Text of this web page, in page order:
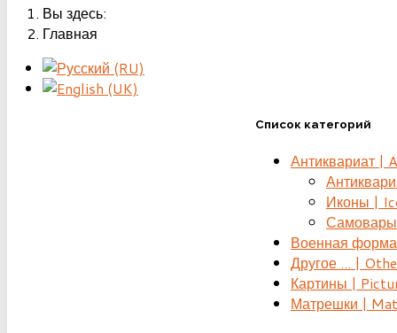
Вы здесь:
Главная
Список категорий
Антиквариат |
Иконы |
Военная
Другое ... |
Картины |
Матрешки |